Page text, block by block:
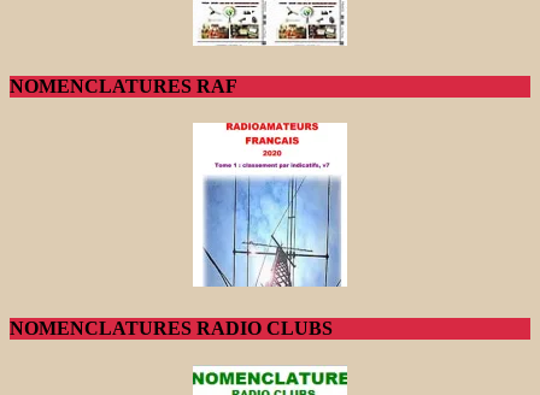
NOMENCLATURES RAF
NOMENCLATURES RADIO CLUBS